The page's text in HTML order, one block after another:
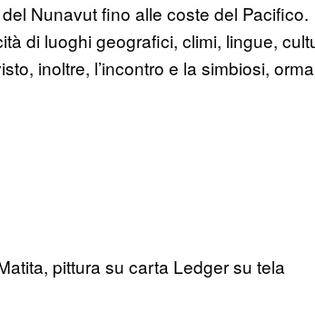
Nunavut fino alle coste del Pacifico.
di luoghi geografici, climi, lingue,
inoltre, l’incontro e la simbiosi,
pittura su carta Ledger su tela